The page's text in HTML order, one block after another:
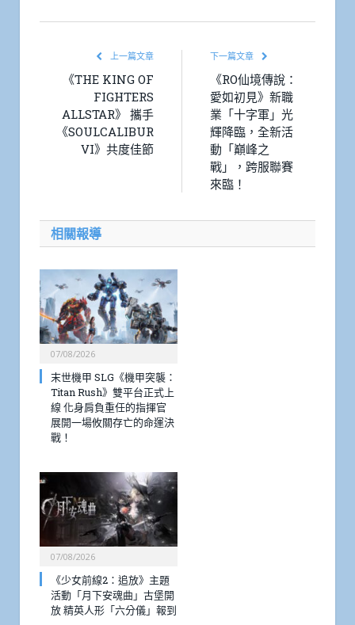
上一篇文章
《THE KING OF
FIGHTERS
ALLSTAR》 攜手
《SOULCALIBUR
VI》共度佳節
下一篇文章
《RO仙境傳說：
愛如初見》新職
業「十字軍」光
輝降臨，全新活
動「巔峰之
戰」，跨服聯賽
來臨！
相關報導
07/08/2026
末世機甲 SLG《機甲突襲：
Titan Rush》雙平台正式上
線 化身肩負重任的指揮官
展開一場攸關存亡的命運決
戰！
07/08/2026
《少女前線2：追放》主題
活動「月下安魂曲」古堡開
放 精英人形「六分儀」報到